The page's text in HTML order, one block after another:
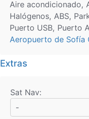
Aire acondicionado,
Halógenos, ABS,
Puerto USB, Puerto
Aeropuerto de Sofía
Extras
Sat Nav:
-